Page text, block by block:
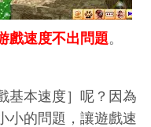
戲速度不出問題。
基本速度］呢？因為
小的問題，讓遊戲速